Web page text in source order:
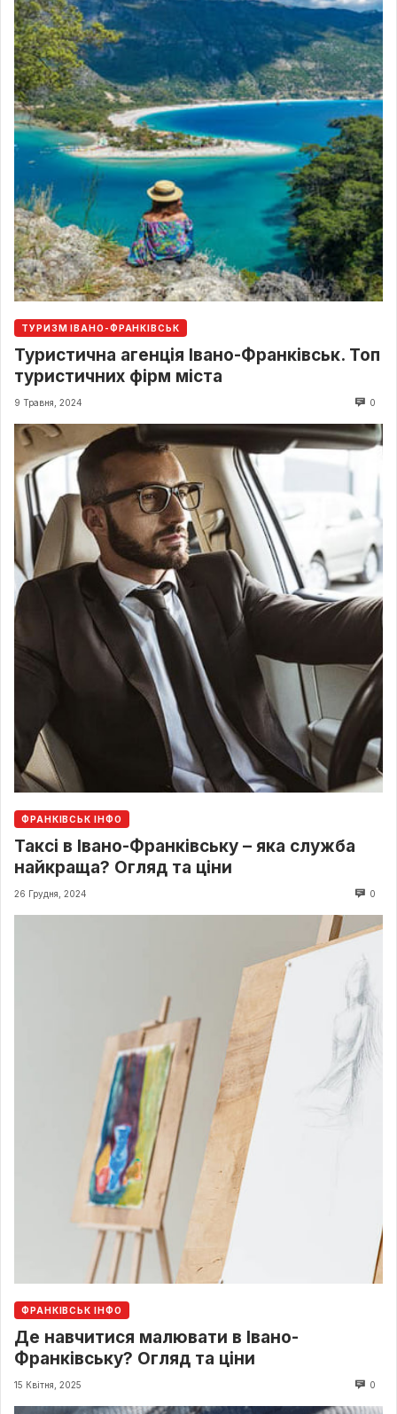
ТУРИЗМ ІВАНО-ФРАНКІВСЬК
Туристична агенція Івано-Франківськ. Топ
туристичних фірм міста
9 Травня, 2024 0
ФРАНКІВСЬК ІНФО
Таксі в Івано-Франківську – яка служба
найкраща? Огляд та ціни
26 Грудня, 2024 0
ФРАНКІВСЬК ІНФО
Де навчитися малювати в Івано-
Франківську? Огляд та ціни
15 Квітня, 2025 0